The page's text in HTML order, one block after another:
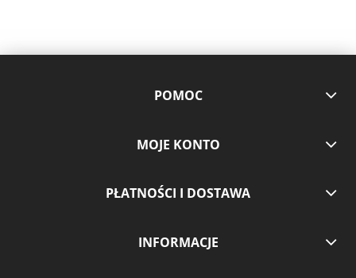
POMOC
MOJE KONTO
PŁATNOŚCI I DOSTAWA
INFORMACJE